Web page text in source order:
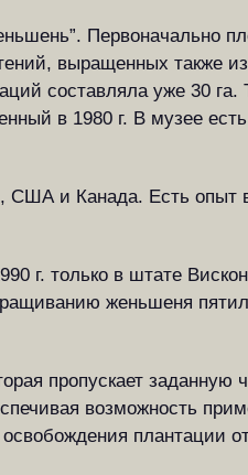
Первоначально
выращенных также
составляла уже 30 га.
в 1980 г. В музее
США и Канада. Есть опыт
г. только в штате
женьшеня
пропускает заданную
возможность
плантации